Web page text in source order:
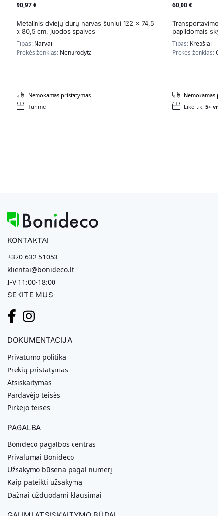
90,97€
Metalinis dviejų durų narvas šuniui 122 x 74,5
x 80,5 cm, juodos spalvos
Tipas: Narvai
Prekės ženklas: Nenurodyta
Turime
Nemokamas pristatymas!
60,00€
papildomais
Tipas: Krepšiai
Prekės ženklas:
Liko tik: 5+
Nemokamas
KONTAKTAI
+370 632 51053
klientai@bonideco.lt
I-V 11:00-18:00
SEKITE MUS:
DOKUMENTACIJA
Privatumo politika
Prekių pristatymas
Atsiskaitymas
Pardavėjo teisės
Pirkėjo teisės
PAGALBA
Bonideco pagalbos centras
Privalumai Bonideco
Užsakymo būsena pagal numerį
Kaip pateikti užsakymą
Dažnai užduodami klausimai